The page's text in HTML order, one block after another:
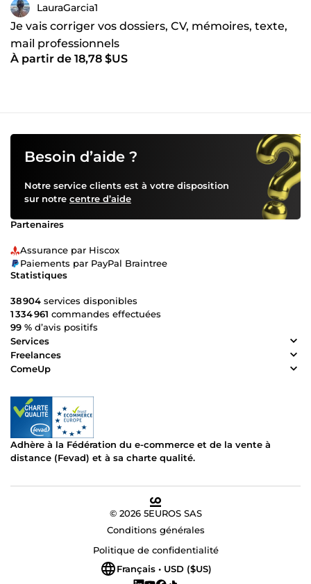
LauraGarcia1
Je vais corriger vos dossiers, CV, mémoires, texte,
mail professionnels
À partir de 18,78 $US
Besoin d’aide ?
Notre service clients est à votre disposition
sur notre centre d’aide
Partenaires
Assurance par Hiscox
Paiements par PayPal Braintree
Statistiques
38 904 services disponibles
1 334 961 commandes effectuées
99 % d’avis positifs
Services
Freelances
ComeUp
Adhère à la Fédération du e-commerce et de la vente à
distance (Fevad) et à sa charte qualité.
© 2026 5EUROS SAS
Conditions générales
Politique de confidentialité
Français • USD ($US)